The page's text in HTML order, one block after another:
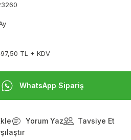
TL + KDV
WhatsApp Sipariş
Yorum Yaz
Tavsiye Et